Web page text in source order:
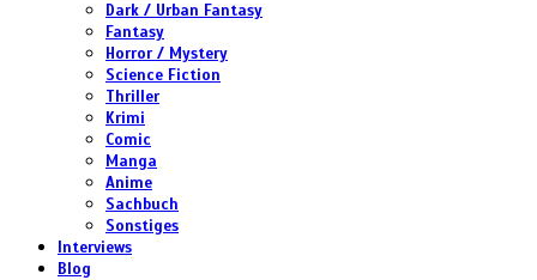
Dark / Urban Fantasy
Fantasy
Horror / Mystery
Science Fiction
Thriller
Krimi
Comic
Manga
Anime
Sachbuch
Sonstiges
Interviews
Blog